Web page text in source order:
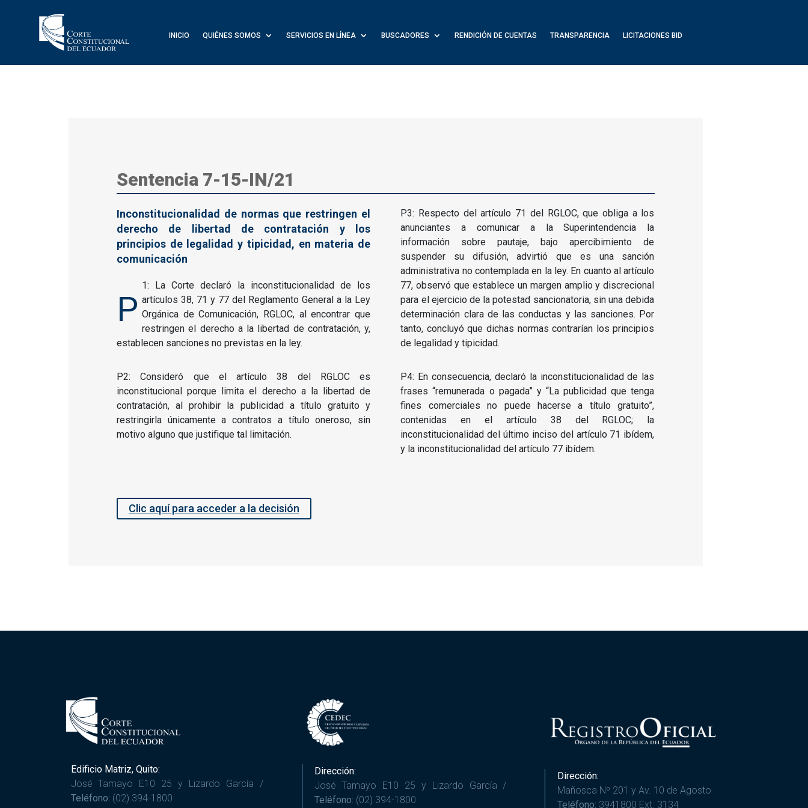
INICIO QUIÉNES SOMOS SERVICIOS EN LÍNEA BUSCADORES RENDICIÓN DE CUENTAS TRANSPARENCIA LICITACIONES BID
Sentencia 7-15-IN/21
Inconstitucionalidad de normas que restringen el
derecho de libertad de contratación y los
principios de legalidad y tipicidad, en materia de
comunicación
P
1: La Corte declaró la inconstitucionalidad de los
artículos 38, 71 y 77 del Reglamento General a la Ley
Orgánica de Comunicación, RGLOC, al encontrar que
restringen el derecho a la libertad de contratación, y,
establecen sanciones no previstas en la ley.
P2: Consideró que el artículo 38 del RGLOC es
inconstitucional porque limita el derecho a la libertad de
contratación, al prohibir la publicidad a título gratuito y
restringirla únicamente a contratos a título oneroso, sin
motivo alguno que justifique tal limitación.
P3: Respecto del artículo 71 del RGLOC, que obliga a los
anunciantes a comunicar a la Superintendencia la
información sobre pautaje, bajo apercibimiento de
suspender su difusión, advirtió que es una sanción
administrativa no contemplada en la ley. En cuanto al artículo
77, observó que establece un margen amplio y discrecional
para el ejercicio de la potestad sancionatoria, sin una debida
determinación clara de las conductas y las sanciones. Por
tanto, concluyó que dichas normas contrarían los principios
de legalidad y tipicidad.
P4: En consecuencia, declaró la inconstitucionalidad de las
frases “remunerada o pagada” y “La publicidad que tenga
fines comerciales no puede hacerse a título gratuito”,
contenidas en el artículo 38 del RGLOC; la
inconstitucionalidad del último inciso del artículo 71 ibídem,
y la inconstitucionalidad del artículo 77 ibídem.
Clic aquí para acceder a la decisión
Edificio Matriz, Quito:
José Tamayo E10 25 y Lizardo García /
Teléfono: (02) 394-1800
Dirección:
José Tamayo E10 25 y Lizardo García /
Teléfono: (02) 394-1800
Dirección:
Mañosca Nº 201 y Av. 10 de Agosto
Teléfono: 3941800 Ext. 3134